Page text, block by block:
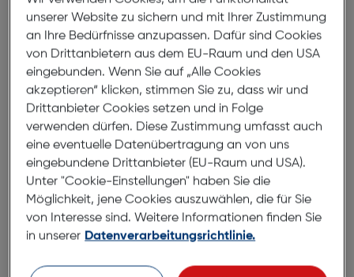
noch einen besonderen Vorteil: Jedes Modell wird
mit schickem RED CARPET Original-Etui geliefert.
Abmessungen
Brillenbreite:146mm
Steg:14mm
Glasbreite:57mm
Bügellänge:146mm
(individuell ausrichtbar)
146mm
unserer Website zu sichern und mit Ihrer Zustimmung
an Ihre Bedürfnisse anzupassen. Dafür sind Cookies
von Drittanbietern aus dem EU-Raum und den USA
eingebunden. Wenn Sie auf „Alle Cookies
akzeptieren“ klicken, stimmen Sie zu, dass wir und
Drittanbieter Cookies setzen und in Folge
verwenden dürfen. Diese Zustimmung umfasst auch
eine eventuelle Datenübertragung an von uns
eingebundene Drittanbieter (EU-Raum und USA).
Unter "Cookie-Einstellungen" haben Sie die
Möglichkeit, jene Cookies auszuwählen, die für Sie
von Interesse sind. Weitere Informationen finden Sie
in unserer Datenverarbeitungsrichtlinie.